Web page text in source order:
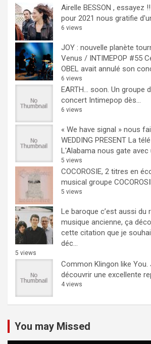
Airelle BESSON , essayez !!
pour 2021 nous gratifie
6 views
JOY : nouvelle planète
Venus / INTIMEPOP #55
OBEL avait annulé son
6 views
EARTH… soon. Un groupe
concert Intimepop dès...
6 views
« We have signal » nous
WEDDING PRESENT La
L'Alabama nous gate avec
5 views
COCOROSIE, 2 titres en
musical groupe
5 views
Le baroque c’est aussi du
musique ancienne, ça
cette citation que je
déc...
5 views
Common Klingon like You.
découvrir une excellente
4 views
You may Missed